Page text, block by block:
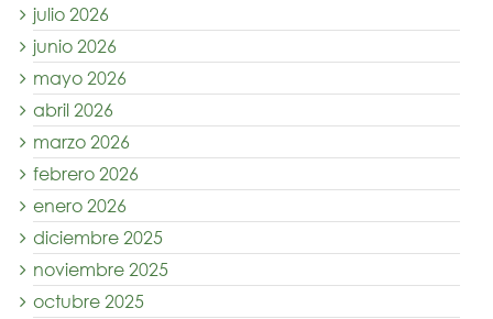
julio 2026
junio 2026
mayo 2026
abril 2026
marzo 2026
febrero 2026
enero 2026
diciembre 2025
noviembre 2025
octubre 2025